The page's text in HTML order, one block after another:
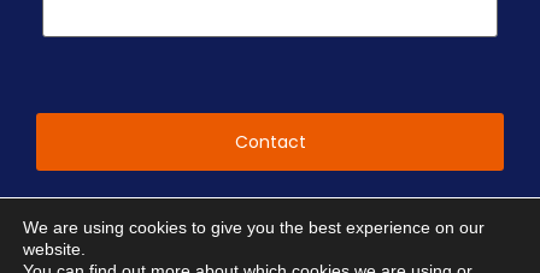
We are using cookies to give you the best experience on our
website.